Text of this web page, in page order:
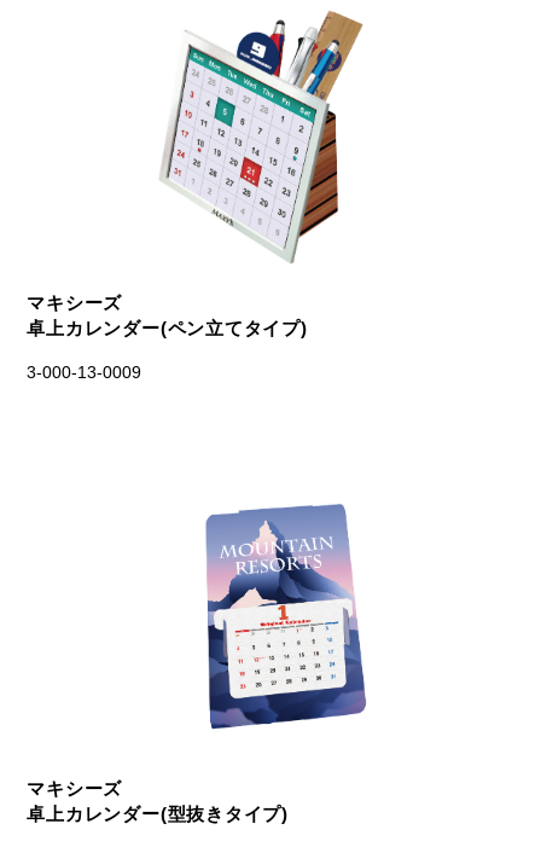
マキシーズ
卓上カレンダー(ペン立てタイプ)
3-000-13-0009
マキシーズ
卓上カレンダー(型抜きタイプ)